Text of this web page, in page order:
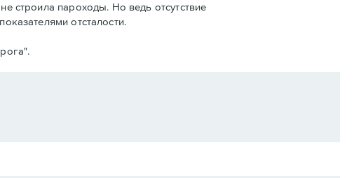
строила пароходы. Но ведь отсутствие
отсталости.